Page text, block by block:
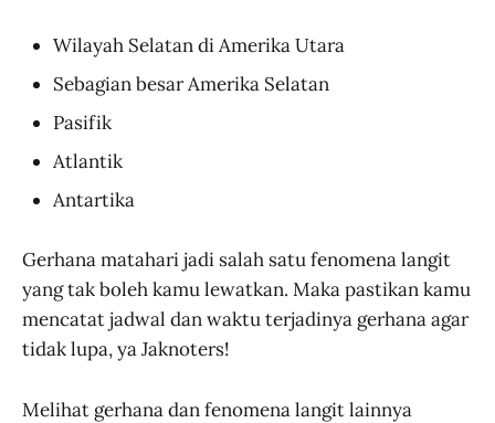
Wilayah Selatan di Amerika Utara
Sebagian besar Amerika Selatan
Pasifik
Atlantik
Antartika
Gerhana matahari jadi salah satu fenomena langit
yang tak boleh kamu lewatkan. Maka pastikan kamu
mencatat jadwal dan waktu terjadinya gerhana agar
tidak lupa, ya Jaknoters!
Melihat gerhana dan fenomena langit lainnya